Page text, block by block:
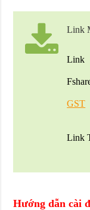
Link
Link
GST
Link
Hướng dẫn cài